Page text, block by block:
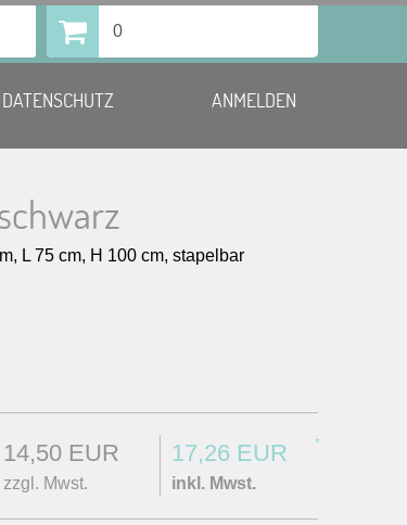
0
DATENSCHUTZ ANMELDEN
L 75 cm, H 100 cm, stapelbar
14,50 EUR
zzgl. Mwst.
17,26 EUR *
inkl. Mwst.